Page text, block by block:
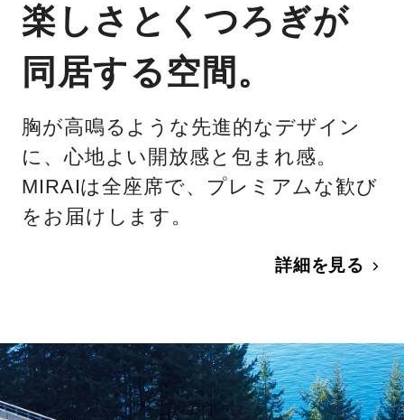
楽しさとくつろぎが
同居する空間。
胸が高鳴るような先進的なデザイン
に、心地よい開放感と包まれ感。
MIRAIは全座席で、プレミアムな歓び
をお届けします。
詳細を見る